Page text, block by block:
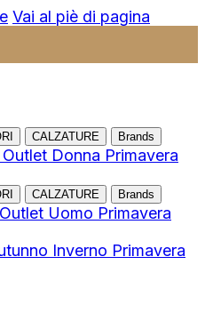
Vai al piè di pagina
CALZATURE Brands
Outlet Donna Primavera
CALZATURE Brands
Outlet Uomo Primavera
Inverno Primavera